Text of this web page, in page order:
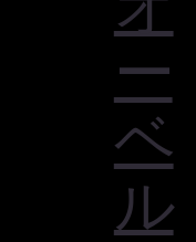
ー
ベ
ル